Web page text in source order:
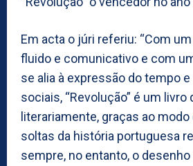
Em acta o júri referiu: “Com
fluido e comunicativo e com
se alia à expressão do tempo
sociais, “Revolução” é um livro
literariamente, graças ao
soltas da história portuguesa
sempre, no entanto, o